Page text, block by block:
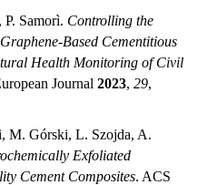
Samorì. Controlling the
Based Cementitious
Health Monitoring of Civil
Journal 2023, 29,
M. Górski, L. Szojda, A.
Exfoliated
Cement Composites. ACS